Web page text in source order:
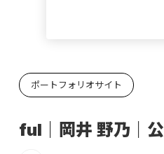
ポートフォリオサイト
ful｜岡井 野乃｜